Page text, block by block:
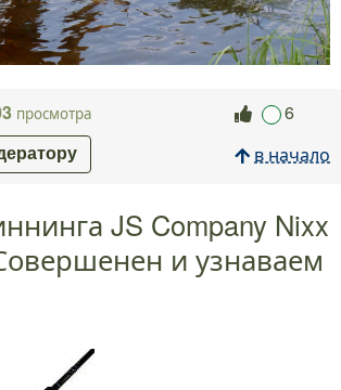
просмотра 6
в начало
JS Company Nixx
и узнаваем